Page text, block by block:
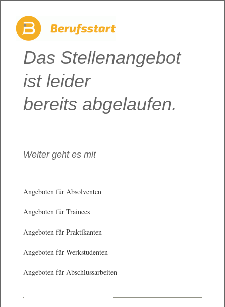
Das Stellenangebot
ist leider
bereits abgelaufen.
Weiter geht es mit
Angeboten für Absolventen
Angeboten für Trainees
Angeboten für Praktikanten
Angeboten für Werkstudenten
Angeboten für Abschlussarbeiten